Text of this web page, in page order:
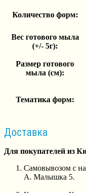
Количество форм:
Вес готового мыла
(+/- 5г):
Размер готового
мыла (см):
Тематика форм:
Доставка
Для покупателей из
Самовывозом с
А. Малышка 5.